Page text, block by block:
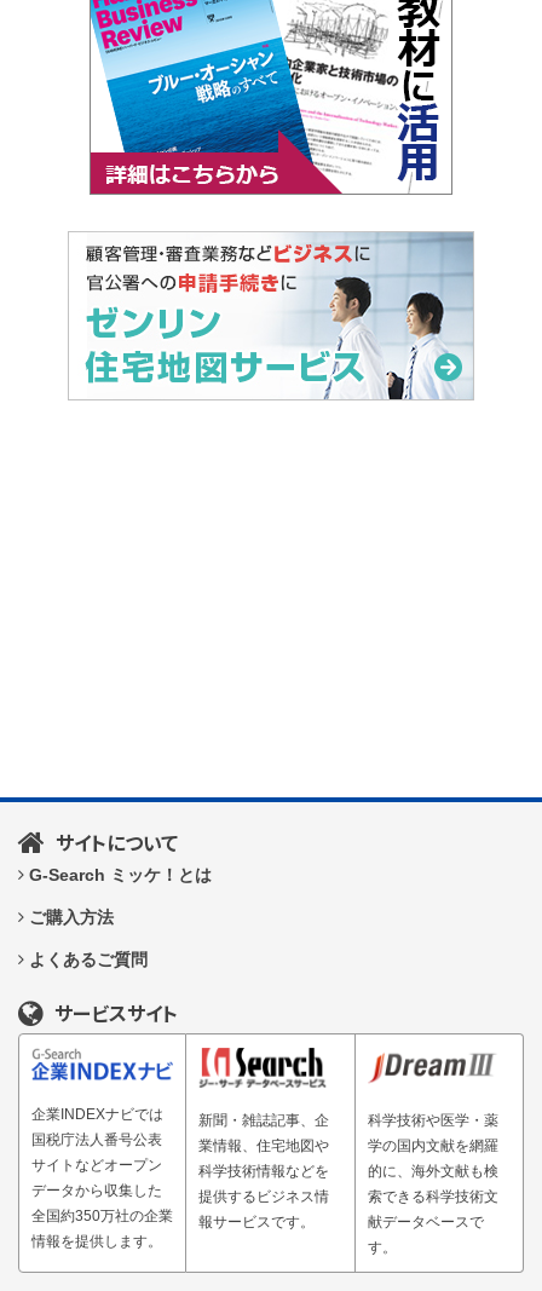
サイトについて
G-Search ミッケ！とは
ご購入方法
よくあるご質問
サービスサイト
企業INDEXナビでは
国税庁法人番号公表
サイトなどオープン
データから収集した
全国約350万社の企業
情報を提供します。
新聞・雑誌記事、企
業情報、住宅地図や
科学技術情報などを
提供するビジネス情
報サービスです。
科学技術や医学・薬
学の国内文献を網羅
的に、海外文献も検
索できる科学技術文
献データベースで
す。